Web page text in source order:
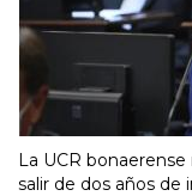
La UCR
salir de dos años de